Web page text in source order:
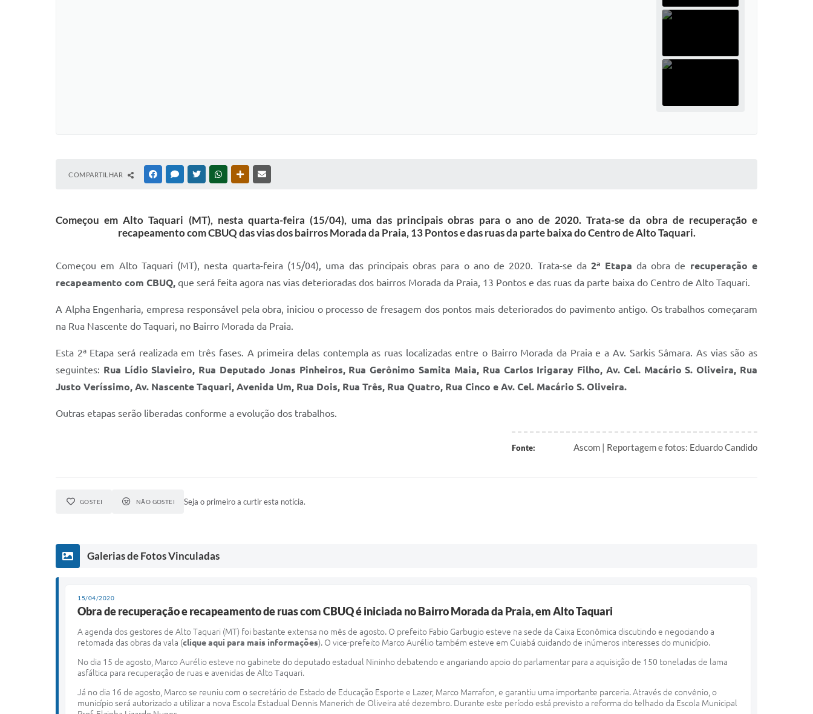
COMPARTILHAR FACEBOOKMESSENGER
TWITTERWHATSAPPOUTRAS MÍDIAS
Começou em Alto Taquari (MT), nesta quarta-feira (15/04), uma das principais obras para o ano de 2020. Trata-se da obra de recuperação e
recapeamento com CBUQ das vias dos bairros Morada da Praia, 13 Pontos e das ruas da parte baixa do Centro de Alto Taquari.
Começou em Alto Taquari (MT), nesta quarta-feira (15/04), uma das principais obras para o ano de 2020. Trata-se da2ª Etapa da obra de recuperação e
recapeamento com CBUQ, que será feita agora nas vias deterioradas dos bairros Morada da Praia, 13 Pontos e das ruas da parte baixa do Centro de Alto Taquari.
A Alpha Engenharia, empresa responsável pela obra, iniciou o processo de fresagem dos pontos mais deteriorados do pavimento antigo. Os trabalhos começaram
na Rua Nascente do Taquari, no Bairro Morada da Praia.
Esta 2ª Etapa será realizada em três fases. A primeira delas contempla as ruas localizadas entre o Bairro Morada da Praia e a Av. Sarkis Sâmara. As vias são as
seguintes: Rua Lídio Slavieiro, Rua Deputado Jonas Pinheiros, Rua Gerônimo Samita Maia, Rua Carlos Irigaray Filho, Av. Cel. Macário S. Oliveira, Rua
Justo Veríssimo, Av. Nascente Taquari, Avenida Um, Rua Dois, Rua Três, Rua Quatro, Rua Cinco e Av. Cel. Macário S. Oliveira.
Outras etapas serão liberadas conforme a evolução dos trabalhos.
Fonte: Ascom | Reportagem e fotos: Eduardo Candido
GOSTEI NÃO GOSTEI Seja o primeiro a curtir esta notícia.
Galerias de Fotos Vinculadas
15/04/2020
Obra de recuperação e recapeamento de ruas com CBUQ é iniciada no Bairro Morada da Praia, em Alto Taquari
A agenda dos gestores de Alto Taquari (MT) foi bastante extensa no mês de agosto. O prefeito Fabio Garbugio esteve na sede da Caixa Econômica discutindo e negociando a
retomada das obras da vala (clique aqui para mais informações). O vice-prefeito Marco Aurélio também esteve em Cuiabá cuidando de inúmeros interesses do município.
No dia 15 de agosto, Marco Aurélio esteve no gabinete do deputado estadual Nininho debatendo e angariando apoio do parlamentar para a aquisição de 150 toneladas de lama
asfáltica para recuperação de ruas e avenidas de Alto Taquari.
Já no dia 16 de agosto, Marco se reuniu com o secretário de Estado de Educação Esporte e Lazer, Marco Marrafon, e garantiu uma importante parceria. Através de convênio, o
município será autorizado a utilizar a nova Escola Estadual Dennis Manerich de Oliveira até dezembro. Durante este período está previsto a reforma do telhado da Escola Municipal